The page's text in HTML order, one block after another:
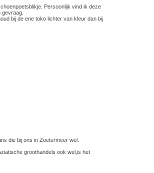
Persoonlijk vind ik deze
bij de ene toko lichter van kleur dan bij
die bij ons in Zoetermeer wel.
groothandels ook wel,is het